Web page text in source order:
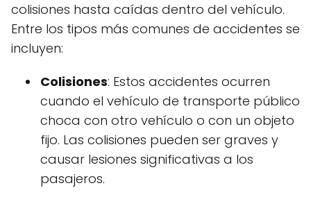
colisiones hasta caídas dentro del vehículo.
Entre los tipos más comunes de accidentes se
incluyen:
Colisiones: Estos accidentes ocurren
cuando el vehículo de transporte público
choca con otro vehículo o con un objeto
fijo. Las colisiones pueden ser graves y
causar lesiones significativas a los
pasajeros.